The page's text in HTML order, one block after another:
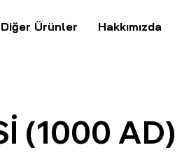
Diğer Ürünler Hakkımızda
(1000 AD)